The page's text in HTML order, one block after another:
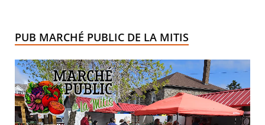
PUB MARCHÉ PUBLIC DE LA MITIS